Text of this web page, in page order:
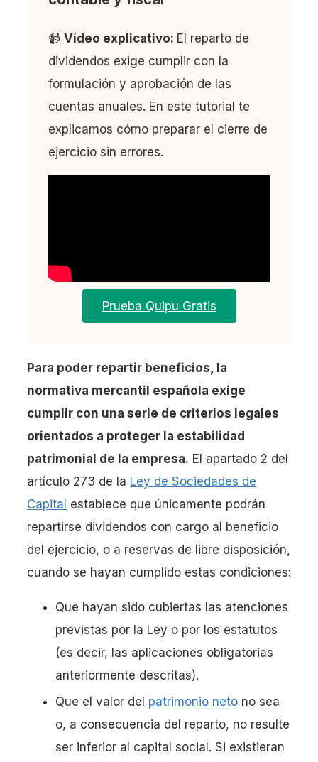
📹 Vídeo explicativo: El reparto de
dividendos exige cumplir con la
formulación y aprobación de las
cuentas anuales. En este tutorial te
explicamos cómo preparar el cierre de
ejercicio sin errores.
Prueba Quipu Gratis
Para poder repartir beneficios, la
normativa mercantil española exige
cumplir con una serie de criterios legales
orientados a proteger la estabilidad
patrimonial de la empresa. El apartado 2 del
artículo 273 de la Ley de Sociedades de
Capital establece que únicamente podrán
repartirse dividendos con cargo al beneficio
del ejercicio, o a reservas de libre disposición,
cuando se hayan cumplido estas condiciones:
Que hayan sido cubiertas las atenciones
previstas por la Ley o por los estatutos
(es decir, las aplicaciones obligatorias
anteriormente descritas).
Que el valor del patrimonio neto no sea
o, a consecuencia del reparto, no resulte
ser inferior al capital social. Si existieran